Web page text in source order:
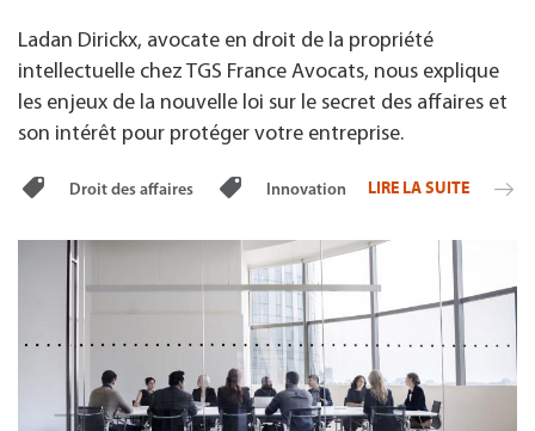
Ladan Dirickx, avocate en droit de la propriété
intellectuelle chez TGS France Avocats, nous explique
les enjeux de la nouvelle loi sur le secret des affaires et
son intérêt pour protéger votre entreprise.
Droit des affaires Innovation LIRE LA SUITE